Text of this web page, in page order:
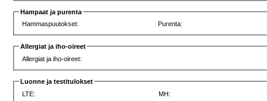
Hampaat ja purenta
Hammaspuutokset:
Purenta:
Allergiat ja iho-oireet
Allergiat ja iho-oireet:
Luonne ja testitulokset
LTE:
MH: